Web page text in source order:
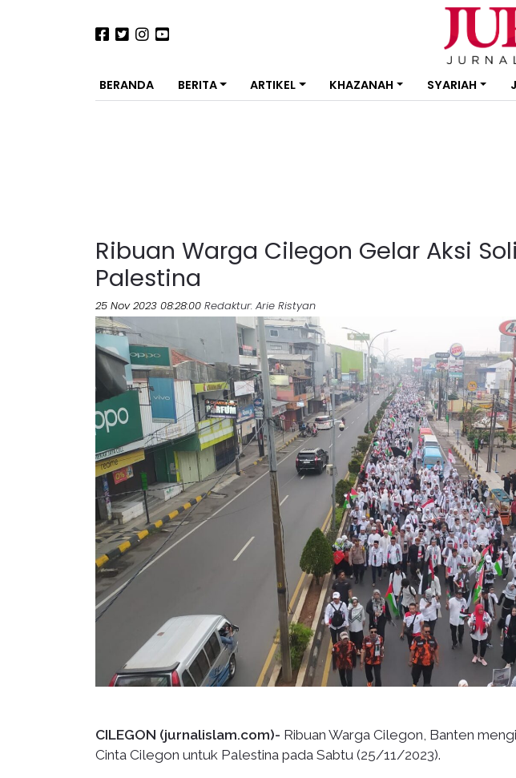
BERANDA BERITA ARTIKEL KHAZANAH SYARIAH
Ribuan Warga Cilegon Gelar Aksi
Palestina
25 Nov 2023 08:28:00 Redaktur: Arie Ristyan
CILEGON (jurnalislam.com)- Ribuan Warga Cilegon, Banten
Cinta Cilegon untuk Palestina pada Sabtu (25/11/2023).